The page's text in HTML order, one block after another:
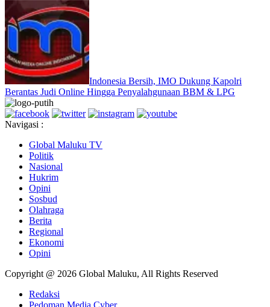
Indonesia Bersih, IMO Dukung Kapolri
Berantas Judi Online Hingga Penyalahgunaan BBM & LPG
Navigasi :
Global Maluku TV
Politik
Nasional
Hukrim
Opini
Sosbud
Olahraga
Berita
Regional
Ekonomi
Opini
Copyright @ 2026 Global Maluku, All Rights Reserved
Redaksi
Pedoman Media Cyber